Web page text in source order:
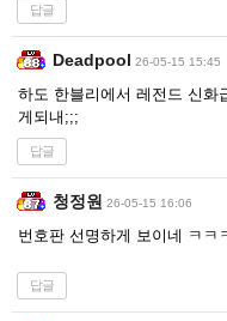
답글
Deadpool 26-05-15 15:45
하도 한블리에서 레전드 신화
게되내;;;
답글
청정원 26-05-15 16:06
번호판 선명하게 보이네 ㅋㅋ
답글